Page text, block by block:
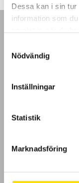
Dessa kan i sin tur
information som
Nödvändig
Inställningar
Statistik
Marknadsföring